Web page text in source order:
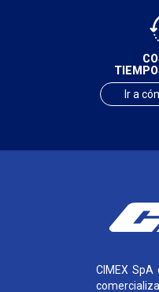
Ir a
CIMEX